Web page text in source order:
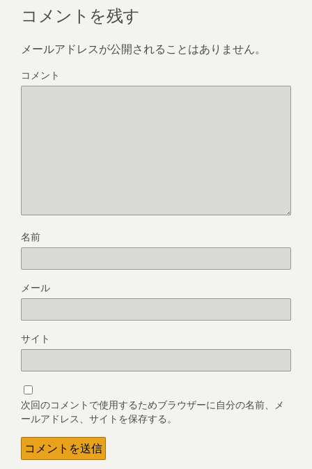
コメントを残す
メールアドレスが公開されることはありません。
コメント
名前
メール
サイト
次回のコメントで使用するためブラウザーに自分の名前、メ
ールアドレス、サイトを保存する。